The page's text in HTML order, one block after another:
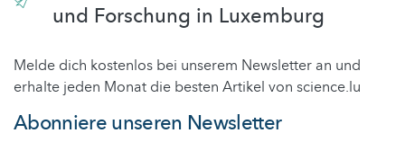
und Forschung in Luxemburg
Melde dich kostenlos bei unserem Newsletter an und
erhalte jeden Monat die besten Artikel von science.lu
Abonniere unseren Newsletter